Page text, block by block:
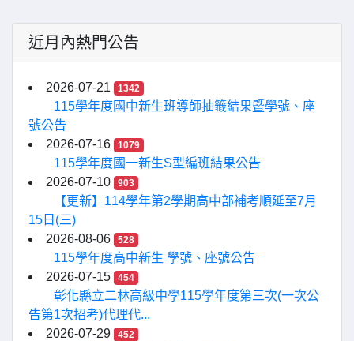
近月內熱門公告
2026-07-21 1342
115學年度國中新生班導師抽籤結果暨學號、座
號公告
2026-07-16
1079
115學年度國一新生S型編班結果公告
2026-07-10
903
【更新】114學年第2學期高中部補考順延至7月
15日(三)
2026-08-06
528
115學年度高中新生 學號、座號公告
2026-07-15
454
彰化縣立二林高級中學115學年度第三次(一次公
告第1次招考)代理代...
2026-07-29
452